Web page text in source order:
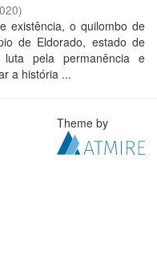
)
existência, o quilombo de
de Eldorado, estado de
pela permanência e
a história ...
Theme by